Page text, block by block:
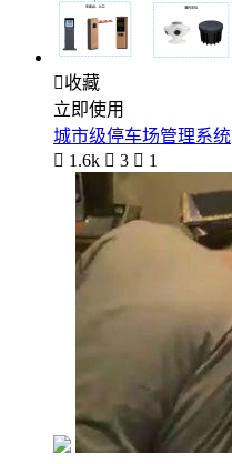
收藏
立即使用
城市级停车场管理系统
 1.6k  3  1